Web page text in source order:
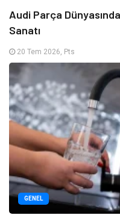
Audi Parça
Sanatı
20 Tem 2026, Pts
GENEL